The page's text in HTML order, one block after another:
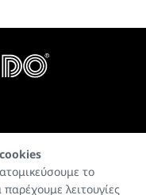
το
λειτουγίες